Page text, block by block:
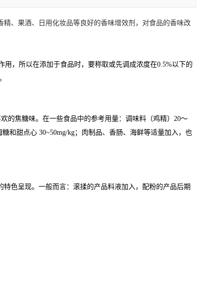
、果酒、日用化妆品等良好的香味增效剂，对食品的香味改
，所以在添加于食品时，要称取或先调成浓度在0.5%以下的
的焦糖味。在一些食品中的参考用量：调味料（鸡精）20～
和甜点心 30~50mg/kg；肉制品、香肠、海鲜等适量加入，也
色呈现。一般而言：滚揉的产品料液加入，配粉的产品后期